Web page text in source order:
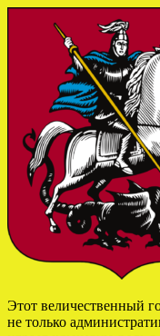
Этот величественный
не только